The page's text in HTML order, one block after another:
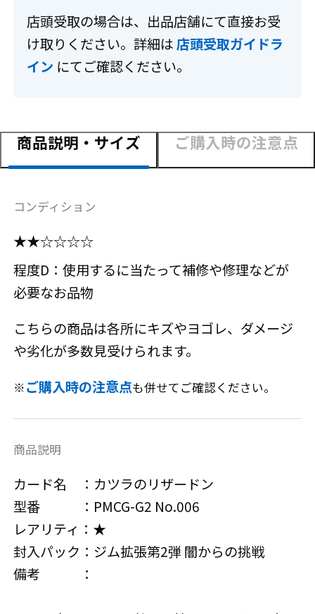
店頭受取の場合は、出品店舗にて直接お受
け取りください。詳細は店頭受取ガイドラ
イン にてご確認ください。
商品説明・サイズ ご購入時の注意点
コンディション
★★☆☆☆☆
程度D：使用するに当たって補修や修理などが
必要なお品物
こちらの商品は各所にキズやヨゴレ、ダメージ
や劣化が多数見受けられます。
※ご購入時の注意点も併せてご確認ください。
商品説明
カード名 ：カツラのリザードン
型番 ：PMCG-G2 No.006
レアリティ：★
封入パック：ジム拡張第2弾 闇からの挑戦
備考 ：